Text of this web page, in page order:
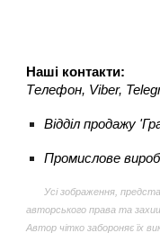
Наші контакти:
Телефон, Viber,
Відділ продажу
Промислове
Усі зображення,
авторського права та
Автор чітко забороняє їх